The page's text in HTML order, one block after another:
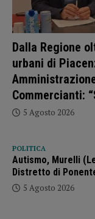
Dalla Regione
urbani di
Commercianti:
5 Agosto 2026
POLITICA
Autismo, Murelli
Distretto di
5 Agosto 2026